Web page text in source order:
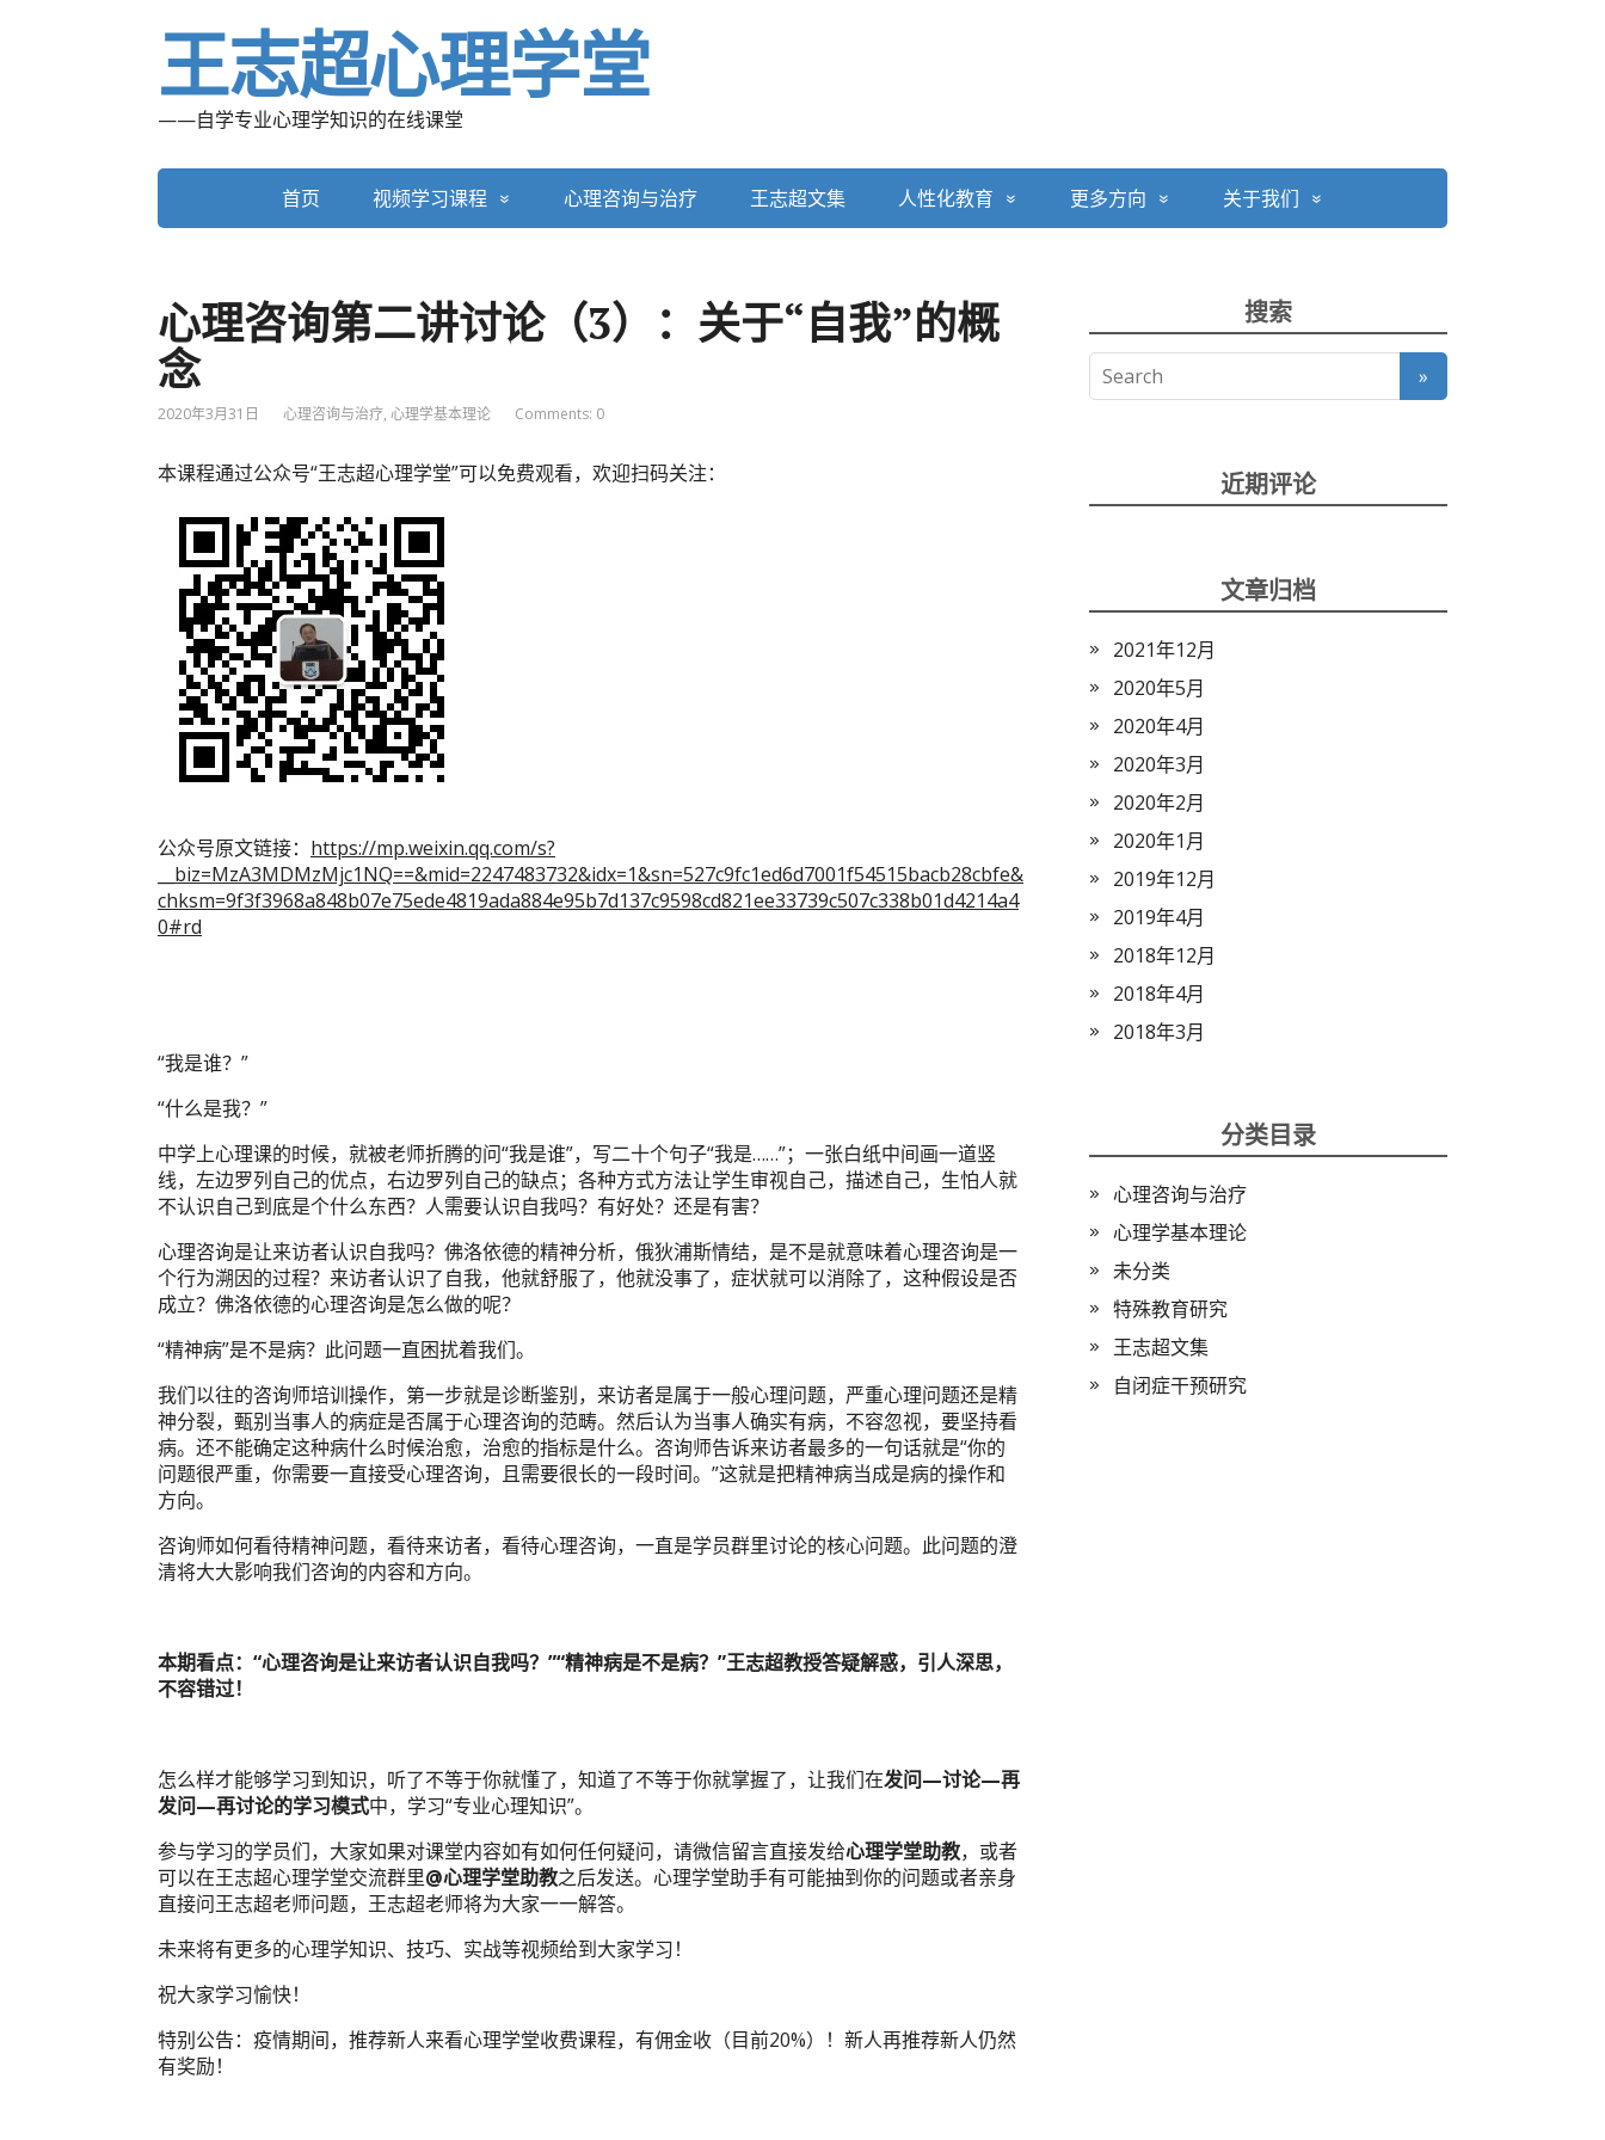
王志超心理学堂
——自学专业心理学知识的在线课堂
首页 视频学习课程 心理咨询与治疗 王志超文集 人性化教育 更多方向 关于我们
心理咨询第二讲讨论（3）：关于“自我”的概
念
2020年3月31日 心理咨询与治疗, 心理学基本理论 Comments: 0
本课程通过公众号“王志超心理学堂”可以免费观看，欢迎扫码关注：
公众号原文链接： https://mp.weixin.qq.com/s?
__biz=MzA3MDMzMjc1NQ==&mid=2247483732&idx=1&sn=527c9fc1ed6d7001f54515bacb28cbfe&
chksm=9f3f3968a848b07e75ede4819ada884e95b7d137c9598cd821ee33739c507c338b01d4214a4
0#rd
“我是谁？”
“什么是我？”
中学上心理课的时候，就被老师折腾的问“我是谁”，写二十个句子“我是……”；一张白纸中间画一道竖
线，左边罗列自己的优点，右边罗列自己的缺点；各种方式方法让学生审视自己，描述自己，生怕人就
不认识自己到底是个什么东西？人需要认识自我吗？有好处？还是有害？
心理咨询是让来访者认识自我吗？佛洛依德的精神分析，俄狄浦斯情结，是不是就意味着心理咨询是一
个行为溯因的过程？来访者认识了自我，他就舒服了，他就没事了，症状就可以消除了，这种假设是否
成立？佛洛依德的心理咨询是怎么做的呢？
“精神病”是不是病？此问题一直困扰着我们。
我们以往的咨询师培训操作，第一步就是诊断鉴别，来访者是属于一般心理问题，严重心理问题还是精
神分裂，甄别当事人的病症是否属于心理咨询的范畴。然后认为当事人确实有病，不容忽视，要坚持看
病。还不能确定这种病什么时候治愈，治愈的指标是什么。咨询师告诉来访者最多的一句话就是“你的
问题很严重，你需要一直接受心理咨询，且需要很长的一段时间。”这就是把精神病当成是病的操作和
方向。
咨询师如何看待精神问题，看待来访者，看待心理咨询，一直是学员群里讨论的核心问题。此问题的澄
清将大大影响我们咨询的内容和方向。
本期看点：“心理咨询是让来访者认识自我吗？”“精神病是不是病？”王志超教授答疑解惑，引人深思，
不容错过！
怎么样才能够学习到知识，听了不等于你就懂了，知道了不等于你就掌握了，让我们在发问—讨论—再
发问—再讨论的学习模式中，学习“专业心理知识”。
参与学习的学员们，大家如果对课堂内容如有如何任何疑问，请微信留言直接发给心理学堂助教，或者
可以在王志超心理学堂交流群里@心理学堂助教之后发送。心理学堂助手有可能抽到你的问题或者亲身
直接问王志超老师问题，王志超老师将为大家一一解答。
未来将有更多的心理学知识、技巧、实战等视频给到大家学习！
祝大家学习愉快！
特别公告：疫情期间，推荐新人来看心理学堂收费课程，有佣金收（目前20%）！新人再推荐新人仍然
有奖励！
搜索
近期评论
文章归档
2021年12月
2020年5月
2020年4月
2020年3月
2020年2月
2020年1月
2019年12月
2019年4月
2018年12月
2018年4月
2018年3月
分类目录
心理咨询与治疗
心理学基本理论
未分类
特殊教育研究
王志超文集
自闭症干预研究